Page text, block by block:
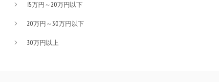
15万円～20万円以下
20万円～30万円以下
30万円以上